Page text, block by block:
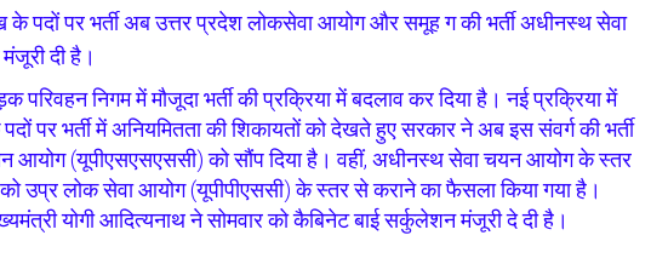
पदों पर भर्ती अब उत्तर प्रदेश लोकसेवा आयोग और समूह ग की भर्ती अधीनस्थ सेवा
दी है।
निगम में मौजूदा भर्ती की प्रक्रिया में बदलाव कर दिया है। नई प्रक्रिया में
पर भर्ती में अनियमितता की शिकायतों को देखते हुए सरकार ने अब इस संवर्ग की भर्ती
आयोग (यूपीएसएसएससी) को सौंप दिया है। वहीं, अधीनस्थ सेवा चयन आयोग के स्तर
उप्र लोक सेवा आयोग (यूपीपीएससी) के स्तर से कराने का फैसला किया गया है।
योगी आदित्यनाथ ने सोमवार को कैबिनेट बाई सर्कुलेशन मंजूरी दे दी है।